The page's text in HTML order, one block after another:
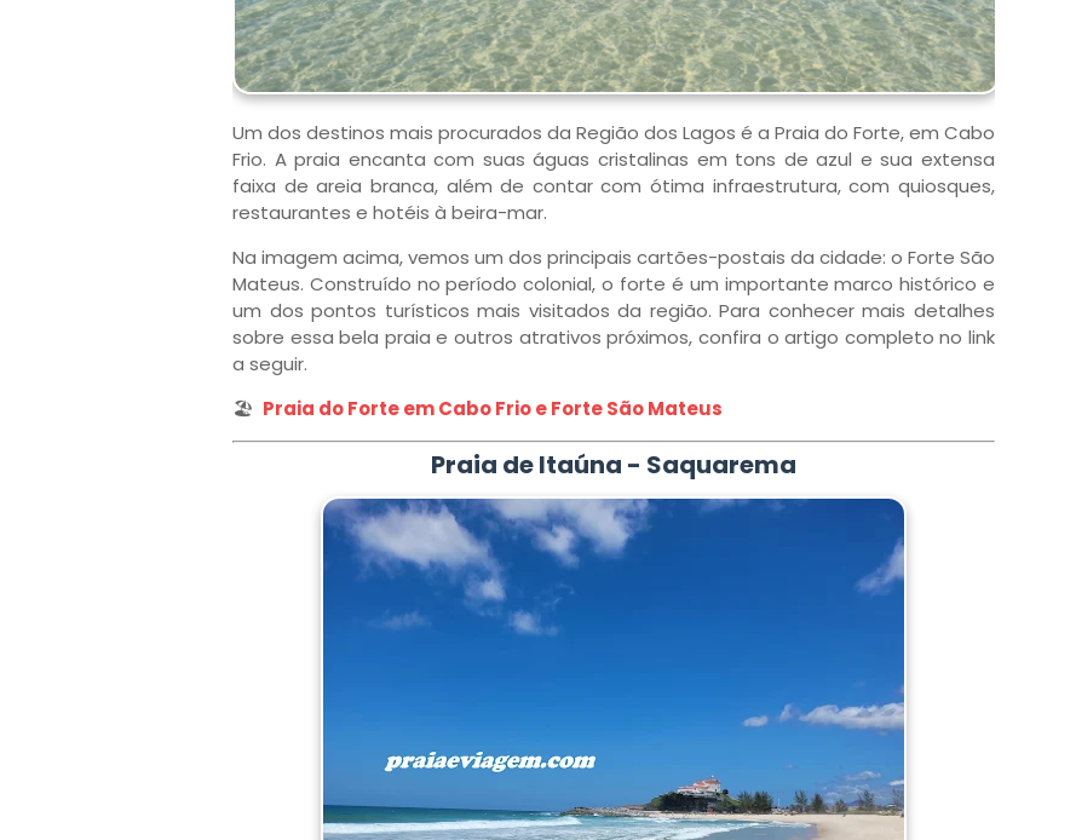
Um dos destinos mais procurados da Região dos Lagos é a Praia do Forte, em Cabo
Frio. A praia encanta com suas águas cristalinas em tons de azul e sua extensa
faixa de areia branca, além de contar com ótima infraestrutura, com quiosques,
restaurantes e hotéis à beira-mar.
Na imagem acima, vemos um dos principais cartões-postais da cidade: o Forte São
Mateus. Construído no período colonial, o forte é um importante marco histórico e
um dos pontos turísticos mais visitados da região. Para conhecer mais detalhes
sobre essa bela praia e outros atrativos próximos, confira o artigo completo no link
a seguir.
🏖️ Praia do Forte em Cabo Frio e Forte São Mateus
Praia de Itaúna - Saquarema